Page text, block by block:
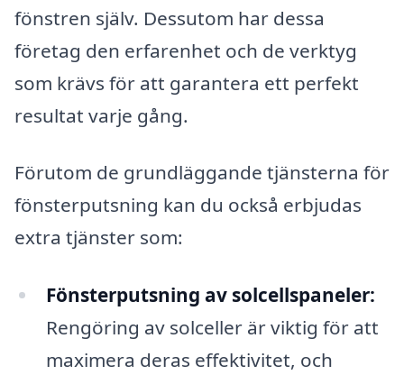
fönstren själv. Dessutom har dessa
företag den erfarenhet och de verktyg
som krävs för att garantera ett perfekt
resultat varje gång.
Förutom de grundläggande tjänsterna för
fönsterputsning kan du också erbjudas
extra tjänster som:
Fönsterputsning av solcellspaneler:
Rengöring av solceller är viktig för att
maximera deras effektivitet, och